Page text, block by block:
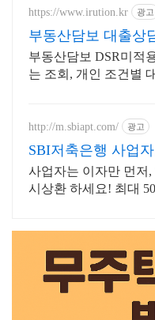
https://www.irution.kr 광고
부동산담보 대출상
부동산담보 DSR미적
는 조회, 개인 조건별
http://m.sbiapt.com/ 광고
SBI저축은행 사업
트레스DSR 고민 그
사업자는 이자만 먼저,
시상환 하세요! 최대